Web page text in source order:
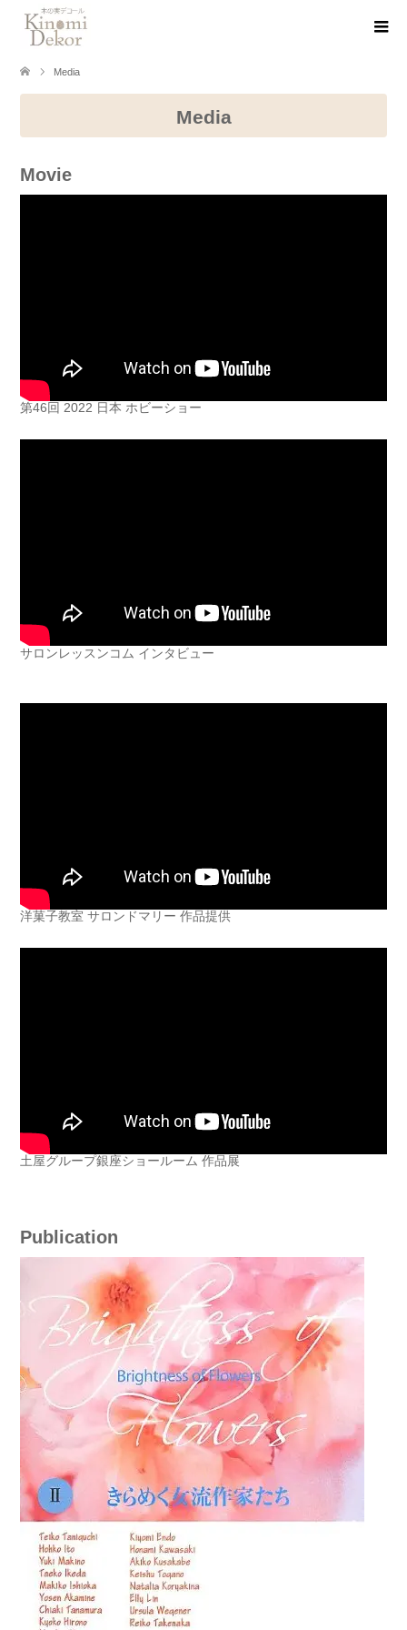
Media
Media
Movie
第46回 2022 日本 ホビーショー
サロンレッスンコム インタビュー
洋菓子教室 サロンドマリー 作品提供
土屋グループ銀座ショールーム 作品展
Publication